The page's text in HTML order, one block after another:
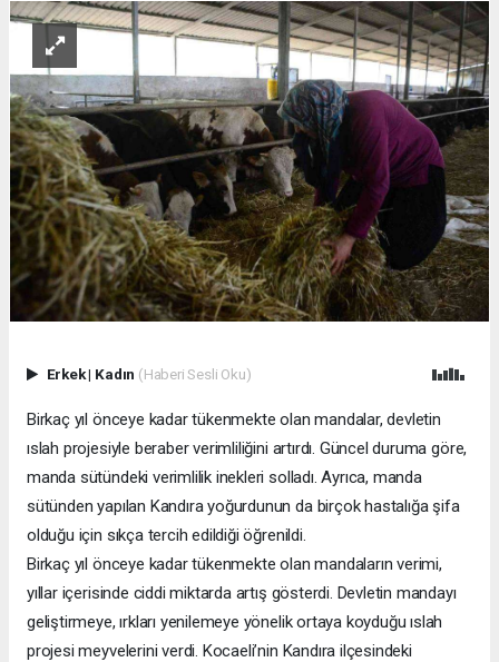
Erkek| Kadın (Haberi Sesli Oku)
Birkaç yıl önceye kadar tükenmekte olan mandalar, devletin
ıslah projesiyle beraber verimliliğini artırdı. Güncel duruma göre,
manda sütündeki verimlilik inekleri solladı. Ayrıca, manda
sütünden yapılan Kandıra yoğurdunun da birçok hastalığa şifa
olduğu için sıkça tercih edildiği öğrenildi.
Birkaç yıl önceye kadar tükenmekte olan mandaların verimi,
yıllar içerisinde ciddi miktarda artış gösterdi. Devletin mandayı
geliştirmeye, ırkları yenilemeye yönelik ortaya koyduğu ıslah
projesi meyvelerini verdi. Kocaeli’nin Kandıra ilçesindeki